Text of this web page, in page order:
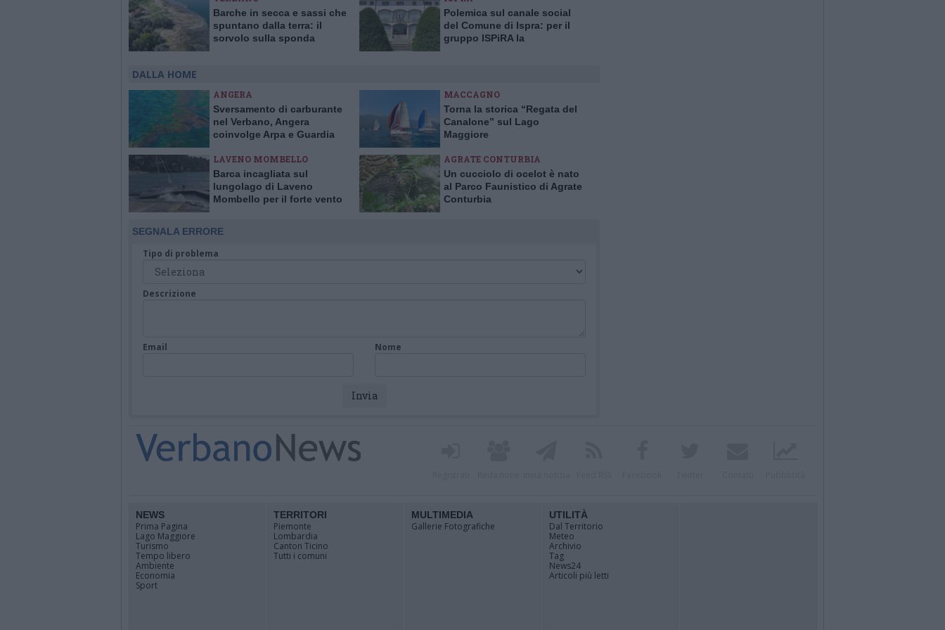
Barche in secca e sassi che
spuntano dalla terra: il
sorvolo sulla sponda
Polemica sul canale social
del Comune di Ispra: per il
gruppo ISPiRA la
DALLA HOME
ANGERA
Sversamento di carburante
nel Verbano, Angera
coinvolge Arpa e Guardia
MACCAGNO
Torna la storica “Regata del
Canalone” sul Lago
Maggiore
LAVENO MOMBELLO
Barca incagliata sul
lungolago di Laveno
Mombello per il forte vento
AGRATE CONTURBIA
Un cucciolo di ocelot è nato
al Parco Faunistico di Agrate
Conturbia
SEGNALA ERRORE
Tipo di problema
Descrizione
Email Nome
NEWS
Prima Pagina
Lago Maggiore
Turismo
Tempo libero
Ambiente
Economia
Sport
TERRITORI
Piemonte
Lombardia
Canton Ticino
Tutti i comuni
MULTIMEDIA
Gallerie Fotografiche
UTILITÀ
Dal Territorio
Meteo
Archivio
Tag
News24
Articoli più letti